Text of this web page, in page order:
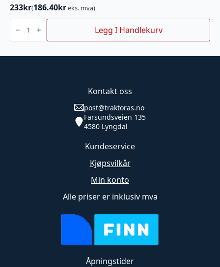
233kr(186.40kreks. mva)
TRYGG
Stiftekobling
NR.
6
antall
Legg I Handlekurv
Kontakt oss
post@traktoras.no
Farsundsveien 135
4580 Lyngdal
Kundeservice
Kjøpsvilkår
Min konto
Alle priser er inklusiv mva
Åpningstider